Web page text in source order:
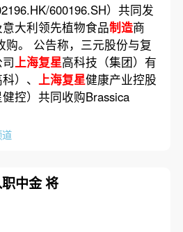
600196.SH）共同发
大利领先植物食品制造商
购。 公告称，三元股份与复
上海复星高科技（集团）有
）、
上海复星健康产业控股
控）共同收购Brassica
中金 将